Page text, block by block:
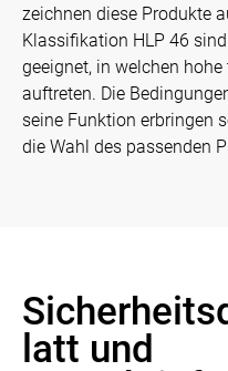
zeichnen diese Produkte
Klassifikation HLP 46
geeignet, in welchen
auftreten. Die
seine Funktion erbringen
die Wahl des passenden
latt und